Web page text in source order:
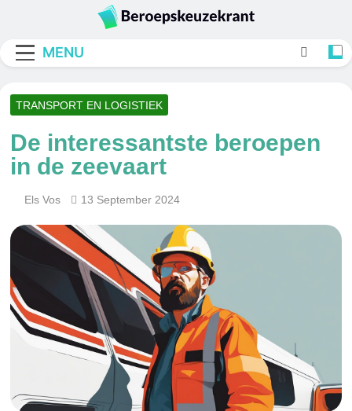
content
MENU
TRANSPORT EN LOGISTIEK
De interessantste beroepen
in de zeevaart
Els Vos 13 September 2024